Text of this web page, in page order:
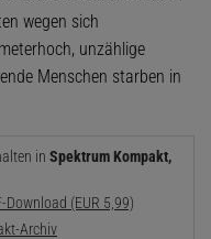
wegen sich
unzählige
Menschen starben in
in Spektrum Kompakt,
Download (EUR 5,99)
Archiv